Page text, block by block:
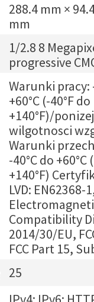
288.4 mm ×
mm
1/2.8 8
progressive
Warunki pracy:
+60°C (-40°F do
+140°F)/
wilgotnosci
Warunki
-40°C do +60°C
+140°F)
LVD: EN62368-
Compatibility
2014/30/EU,
FCC Part 15,
25